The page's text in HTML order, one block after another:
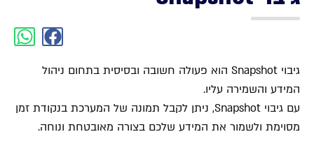
גיבוי Snapshot הוא פעולה חשובה ובסיסית בתחום ניהול
המידע והשמירה עליו.
עם גיבוי Snapshot, ניתן לקבל תמונה של המערכת בנקודת זמן
מסוימת ולשמור את המידע שלכם בצורה מאובטחת ונוחה.